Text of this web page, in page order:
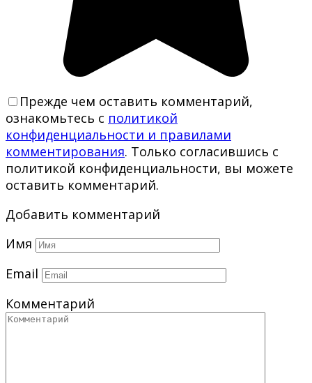
Прежде чем оставить комментарий,
ознакомьтесь с политикой
конфиденциальности и правилами
комментирования. Только согласившись с
политикой конфиденциальности, вы можете
оставить комментарий.
Добавить комментарий
Имя
Email
Комментарий